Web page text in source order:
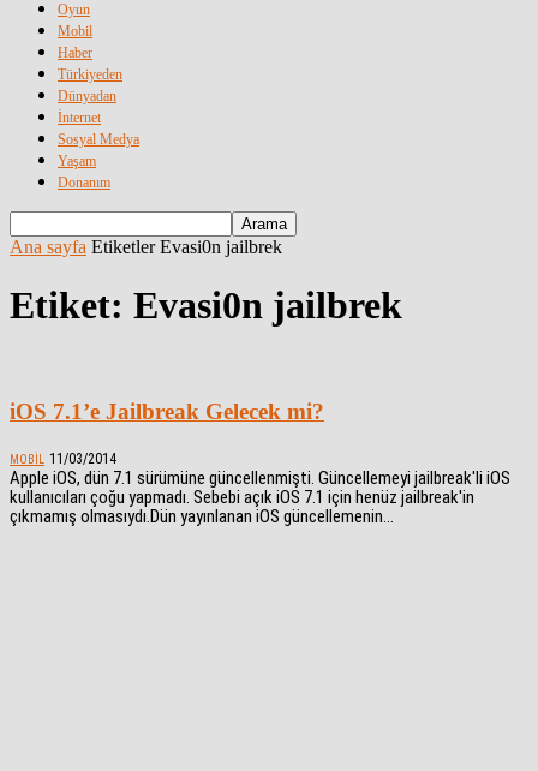
Oyun
Mobil
Haber
Türkiyeden
Dünyadan
İnternet
Sosyal Medya
Yaşam
Donanım
Ana sayfa Etiketler Evasi0n jailbrek
Etiket: Evasi0n jailbrek
iOS 7.1’e Jailbreak Gelecek mi?
MOBIL 11/03/2014
Apple iOS, dün 7.1 sürümüne güncellenmişti. Güncellemeyi jailbreak'li iOS
kullanıcıları çoğu yapmadı. Sebebi açık iOS 7.1 için henüz jailbreak'in
çıkmamış olmasıydı.Dün yayınlanan iOS güncellemenin...